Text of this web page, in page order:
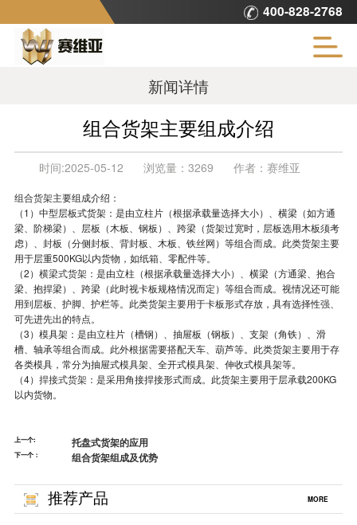
400-828-2768
新闻详情
组合货架主要组成介绍
时间:2025-05-12 浏览量： 3269 作者： 赛维亚
组合货架主要组成介绍：
（1）中型层板式货架：是由立柱片（根据承载量选择大小）、横梁（如方通
梁、阶梯梁）、层板（木板、钢板）、跨梁（货架过宽时，层板选用木板须考
虑）、封板（分侧封板、背封板、木板、铁丝网）等组合而成。此类货架主要
用于层重500KG以内货物，如纸箱、零配件等。
（2） 横梁式货架：是由立柱（根据承载量选择大小）、横梁（方通梁、抱合
梁、抱捍梁）、跨梁（此时视卡板规格情况而定）等组合而成。视情况还可能
用到层板、护脚、护栏等。此类货架主要用于卡板形式存放，具有选择性强、
可先进先出的特点。
（3）模具架：是由立柱片（槽钢）、抽屉板（钢板）、支架（角铁）、滑
槽、轴承等组合而成。此外根据需要搭配天车、葫芦等。此类货架主要用于存
各类模具，常分为抽屉式模具架、全开式模具架、伸收式模具架等。
（4） 捍接式货架：是采用角接捍接形式而成。此货架主要用于层承载200KG
以内货物。
上一个: 托盘式货架的应用
下一个： 组合货架组成及优势
推荐产品 MORE